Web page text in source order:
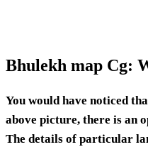
Bhulekh map Cg:
You would have noticed
above picture, there is an
The details of particular